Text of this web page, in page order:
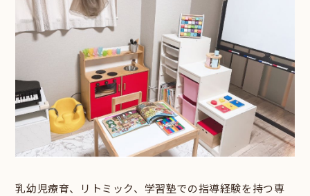
乳幼児療育、リトミック、学習塾での指導経験を持つ専